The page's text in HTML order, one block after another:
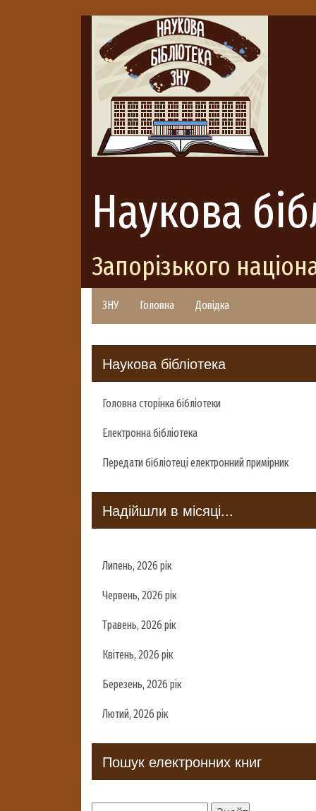
Наукова
Запорізького
ЗНУ Головна Довідка
Наукова бібліотека
Головна сторінка бібліотеки
Електронна бібліотека
Передати бібліотеці електронний примірник
Надійшли в місяці...
Липень, 2026 рік
Червень, 2026 рік
Травень, 2026 рік
Квітень, 2026 рік
Березень, 2026 рік
Лютий, 2026 рік
Пошук електронних книг